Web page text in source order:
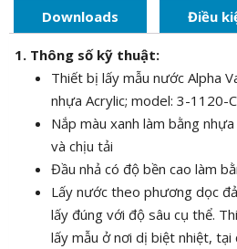
Downloads
Điều
1. Thông số kỹ thuật:
Thiết bị lấy mẫu nước Alpha
nhựa Acrylic; model: 3-1120-
Nắp màu xanh làm bằng
và chịu tải
Đầu nhả có độ bền cao làm
Lấy nước theo phương dọc
lấy đúng với độ sâu cụ thể.
lấy mẫu ở nơi dị biệt nhiệt,